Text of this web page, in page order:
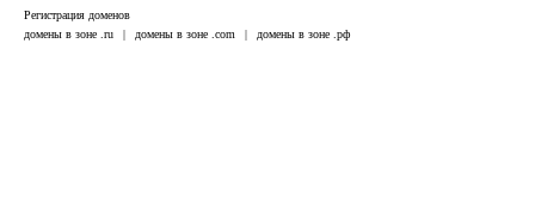
Регистрация доменов
домены в зоне .ru
| домены в зоне .com | домены в зоне .рф